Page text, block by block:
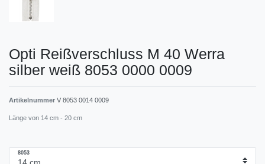
Opti Reißverschluss M 40 Werra
silber weiß 8053 0000 0009
Artikelnummer V 8053 0014 0009
Länge von 14 cm - 20 cm
8053